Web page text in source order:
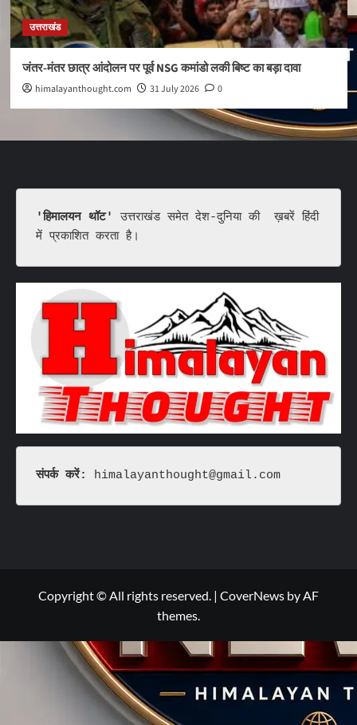
उत्तराखंड
जंतर-मंतर छात्र आंदोलन पर पूर्व NSG कमांडो लकी बिष्ट का बड़ा दावा
himalayanthought.com 31 July 2026 0
'हिमालयन थॉट'
उत्तराखंड समेत देश-दुनिया की  ख़बरें हिंदी
में प्रकाशित करता है।
संपर्क करें: himalayanthought@gmail.com
Copyright © All rights reserved. | CoverNews by AF
themes.